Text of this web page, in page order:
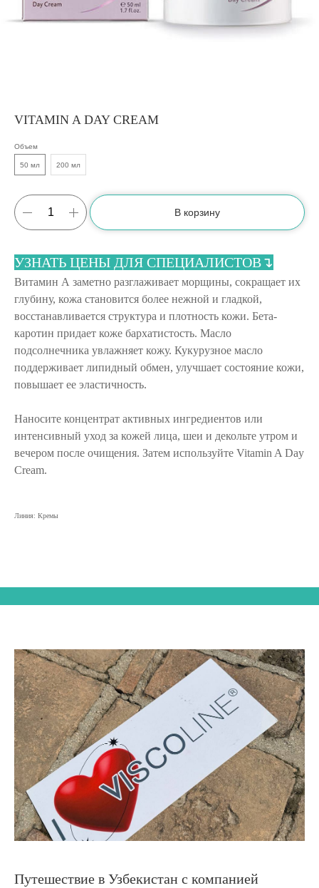
VITAMIN A DAY CREAM
Объем
50 мл 200 мл
В корзину
УЗНАТЬ ЦЕНЫ ДЛЯ СПЕЦИАЛИСТОВ↴
Витамин А заметно разглаживает морщины, сокращает их
глубину, кожа становится более нежной и гладкой,
восстанавливается структура и плотность кожи. Бета-
каротин придает коже бархатистость. Масло
подсолнечника увлажняет кожу. Кукурузное масло
поддерживает липидный обмен, улучшает состояние кожи,
повышает ее эластичность.
Наносите концентрат активных ингредиентов или
интенсивный уход за кожей лица, шеи и декольте утром и
вечером после очищения. Затем используйте Vitamin A Day
Cream.
Линия: Кремы
Путешествие в Узбекистан с компанией